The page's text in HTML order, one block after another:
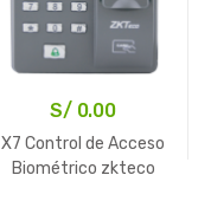
S/ 0.00
X7 Control de Acceso
Biométrico zkteco